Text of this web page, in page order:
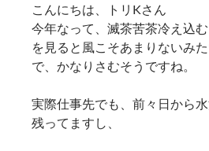
こんにちは、トリKさん
今年なって、滅茶苦茶冷え込
を見ると風こそあまりないみ
で、かなりさむそうですね。
実際仕事先でも、前々日から
残ってますし、